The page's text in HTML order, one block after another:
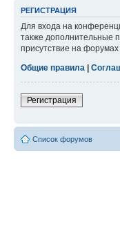
РЕГИСТРАЦИЯ
Для входа на
также дополнительные
присутствие на форумах
Общие правила
Регистрация
Список форумов